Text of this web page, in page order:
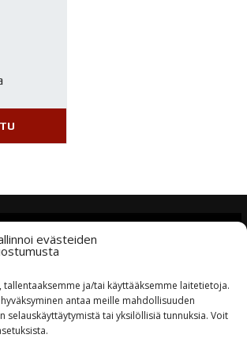
evästeiden
tallentaaksemme ja/tai käyttääksemme laitetietoja.
antaa meille mahdollisuuden
selauskäyttäytymistä tai yksilöllisiä tunnuksia. Voit
saatavuus
varastotuotevalikoima
toimitus
lähtevät asiakkaalle tilauspäivänä tai